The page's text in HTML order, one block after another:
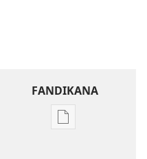
FANDIKANA
Fandikana